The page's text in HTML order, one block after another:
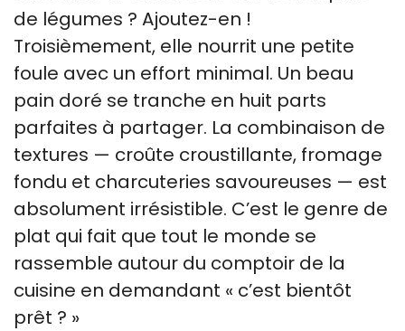
de légumes ? Ajoutez-en !
Troisièmement, elle nourrit une petite
foule avec un effort minimal. Un beau
pain doré se tranche en huit parts
parfaites à partager. La combinaison de
textures — croûte croustillante, fromage
fondu et charcuteries savoureuses — est
absolument irrésistible. C’est le genre de
plat qui fait que tout le monde se
rassemble autour du comptoir de la
cuisine en demandant « c’est bientôt
prêt ? »